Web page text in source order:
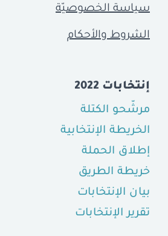
سياسة الخصوصيّة
الشروط والأحكام
إنتخابات 2022
مرشّحو الكتلة
الخريطة الإنتخابية
إطلاق الحملة
خريطة الطريق
بيان الإنتخابات
تقرير الإنتخابات